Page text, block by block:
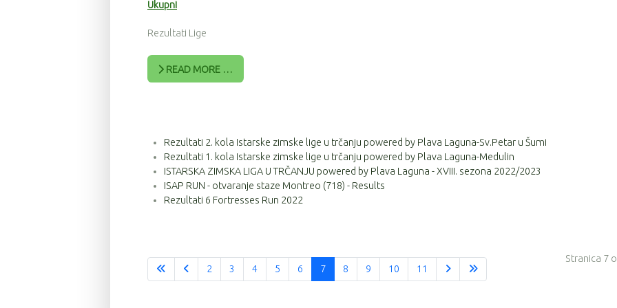
Ukupni
Rezultati Lige
READ MORE …
Rezultati 2. kola Istarske zimske lige u trčanju powered by Plava Laguna-Sv.Petar u Šumi
Rezultati 1. kola Istarske zimske lige u trčanju powered by Plava Laguna-Medulin
ISTARSKA ZIMSKA LIGA U TRČANJU powered by Plava Laguna - XVIII. sezona 2022/2023
ISAP RUN - otvaranje staze Montreo (718) - Results
Rezultati 6 Fortresses Run 2022
Stranica 7
2
3 4 5 6 7 8 9 10 11